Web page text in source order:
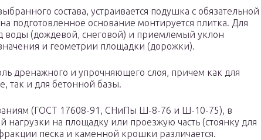
состава, устраивается подушка с обязательной
подготовленное основание монтируется плитка. Для
воды (дождевой, снеговой) и приемлемый уклон
и геометрии площадки (дорожки).
дренажного и упрочняющего слоя, причем как для
так и для бетонной базы.
(ГОСТ 17608-91, СНиПы Ш-8-76 и Ш-10-75), в
нагрузки на площадку или проезжую часть (стоянку для
песка и каменной крошки различается.